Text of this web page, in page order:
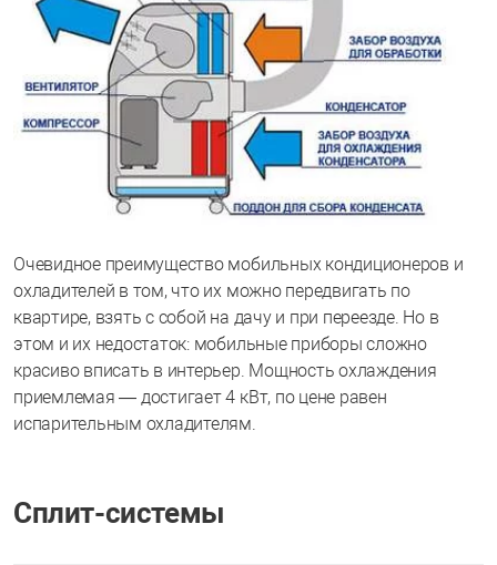
Очевидное преимущество мобильных кондиционеров и
охладителей в том, что их можно передвигать по
квартире, взять с собой на дачу и при переезде. Но в
этом и их недостаток: мобильные приборы сложно
красиво вписать в интерьер. Мощность охлаждения
приемлемая — достигает 4 кВт, по цене равен
испарительным охладителям.
Сплит-системы